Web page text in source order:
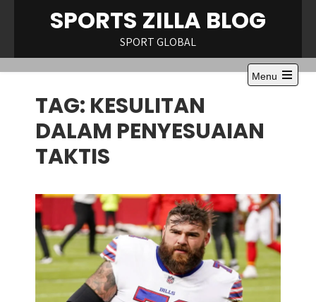
SPORTS ZILLA BLOG
SPORT GLOBAL
Menu
Open
TAG: KESULITAN
DALAM PENYESUAIAN
TAKTIS